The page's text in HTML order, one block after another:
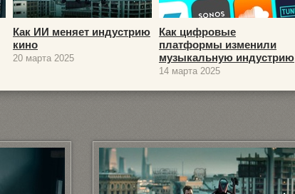
Как ИИ меняет индустрию
кино
20 марта 2025
Как цифровые
платформы изменили
музыкальную индустрию
14 марта 2025